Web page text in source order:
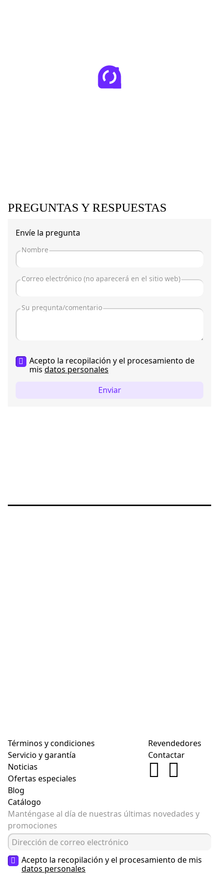
PREGUNTAS Y RESPUESTAS
Envíe la pregunta
Acepto la recopilación y el procesamiento de
mis datos personales
Enviar
Términos y condiciones
Servicio y garantía
Noticias
Ofertas especiales
Blog
Catálogo
Revendedores
Contactar
Manténgase al día de nuestras últimas novedades y
promociones
Acepto la recopilación y el procesamiento de mis
datos personales